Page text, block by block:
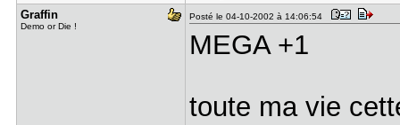
Graffin
Demo or Die !
Posté le 04-10-2002 à 14:06:54
MEGA +1
toute ma vie